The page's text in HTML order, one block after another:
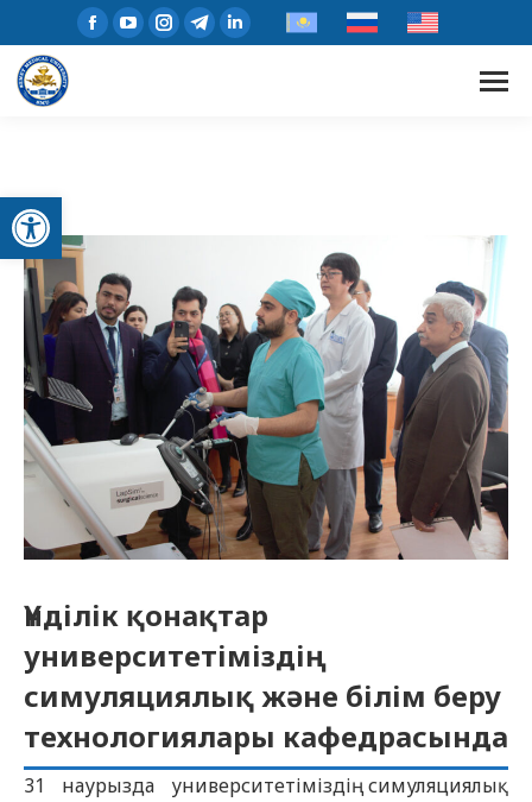
Open toolbar
Үнділік қонақтар
университетіміздің
симуляциялық және білім беру
технологиялары кафедрасында
31 наурызда университетіміздің симуляциялық